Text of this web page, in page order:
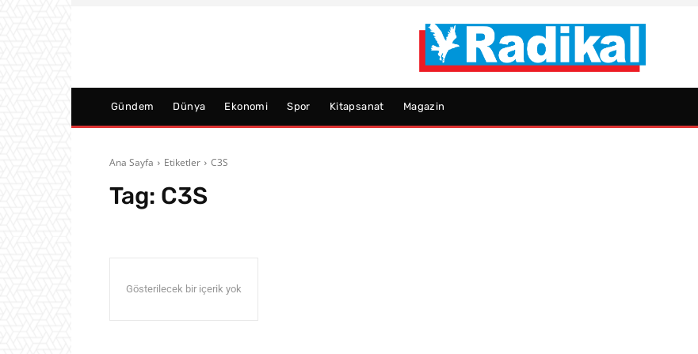
Gündem Dünya Ekonomi Spor Kitapsanat Magazin
Ana Sayfa Etiketler C3S
Tag: C3S
Gösterilecek bir içerik yok